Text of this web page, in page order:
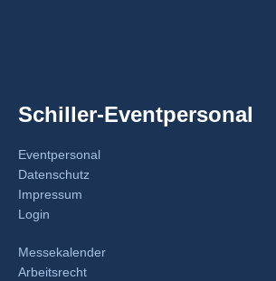
Schiller-Eventpersonal
Eventpersonal
Datenschutz
Impressum
Login
Messekalender
Arbeitsrecht